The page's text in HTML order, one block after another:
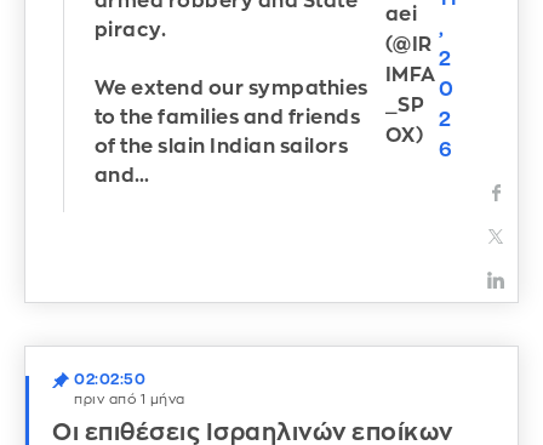
piracy.
We extend our sympathies
to the families and friends
of the slain Indian sailors
and…
aei
(@IR
IMFA
_SP
OX)
,
2
0
2
6
02:02:50
πριν από 1 μήνα
Οι επιθέσεις Ισραηλινών εποίκων